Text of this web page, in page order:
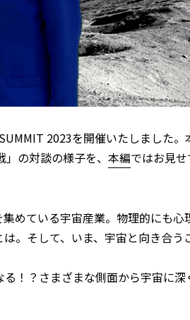
2023を開催いたしました
の対談の様子を、 本編ではお見
めている宇宙産業。物理的にも
。そして、いま、宇宙と向き合う
！？さまざまな側面から宇宙に